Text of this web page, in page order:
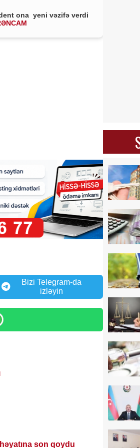
ona yeni vəzifə verdi
Bizi Telegram-da
izləyin
son qoydu